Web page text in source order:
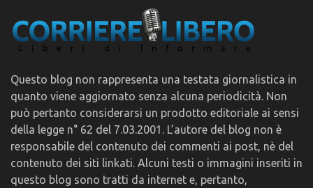
Questo blog non rappresenta una testata giornalistica in
quanto viene aggiornato senza alcuna periodicità. Non
può pertanto considerarsi un prodotto editoriale ai sensi
della legge n° 62 del 7.03.2001. L’autore del blog non è
responsabile del contenuto dei commenti ai post, nè del
contenuto dei siti linkati. Alcuni testi o immagini inseriti in
questo blog sono tratti da internet e, pertanto,